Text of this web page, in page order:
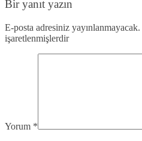
Bir yanıt yazın
E-posta adresiniz yayınlanmayacak.
işaretlenmişlerdir
Yorum *